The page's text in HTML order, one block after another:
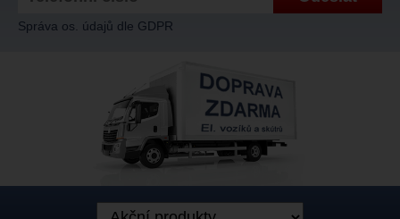
Správa os. údajů dle GDPR